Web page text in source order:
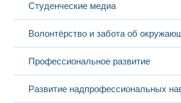
Студенческие медиа
Волонтёрство и забота об
Профессиональное развитие
Развитие надпрофессиональных